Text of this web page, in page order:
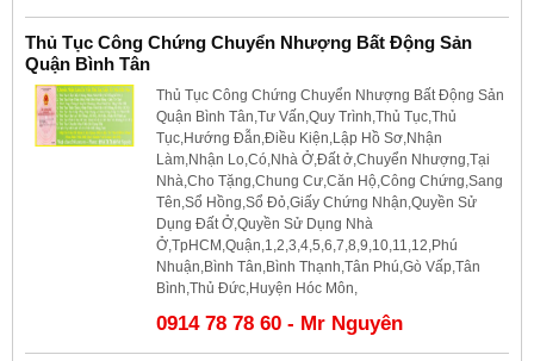
Thủ Tục Công Chứng Chuyển Nhượng Bất Động Sản
Quận Bình Tân
Thủ Tục Công Chứng Chuyển Nhượng Bất Động Sản
Quận Bình Tân,Tư Vấn,Quy Trình,Thủ Tục,Thủ
Tục,Hướng Đẫn,Điều Kiện,Lập Hồ Sơ,Nhận
Làm,Nhận Lo,Có,Nhà Ở,Đất ở,Chuyển Nhượng,Tại
Nhà,Cho Tặng,Chung Cư,Căn Hộ,Công Chứng,Sang
Tên,Sổ Hồng,Sổ Đỏ,Giấy Chứng Nhận,Quyền Sử
Dụng Đất Ở,Quyền Sử Dụng Nhà
Ở,TpHCM,Quận,1,2,3,4,5,6,7,8,9,10,11,12,Phú
Nhuận,Bình Tân,Bình Thạnh,Tân Phú,Gò Vấp,Tân
Bình,Thủ Đức,Huyện Hóc Môn,
0914 78 78 60 - Mr Nguyên